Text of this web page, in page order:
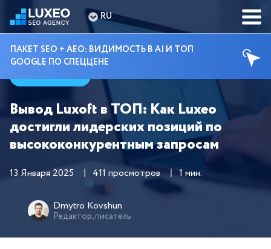
RU
ПАКЕТ SEO + AEO: ВИДИМОСТЬ В AI И ТОП
GOOGLE ПО СПЕЦЦЕНЕ
Кейсы
Вывод Luxoft в ТОП: Как Luxeo
достигли лидерских позиций по
высококонкурентным запросам
13 Января 2025 411 просмотров 1 мин.
Dmytro Kovshun
Редактор, писатель